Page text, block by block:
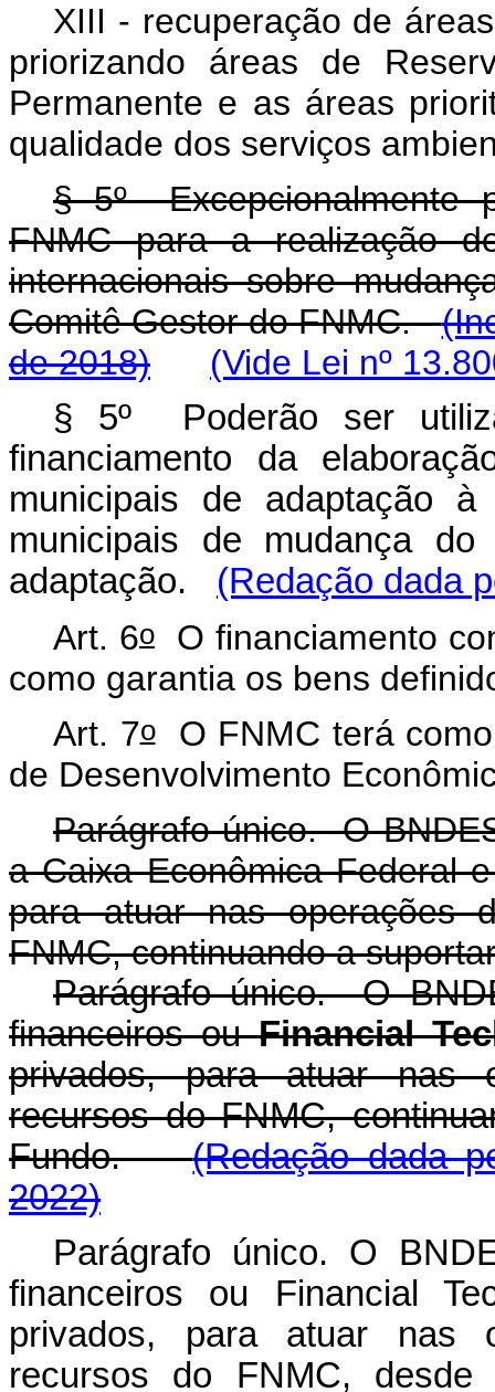
XIII - recuperação de
priorizando áreas de
Permanente e as áreas
qualidade dos serviços
§ 5º Excepcionalmente
FNMC para a realização
internacionais sobre
Comitê Gestor do FNMC.
de 2018)
(Vide Lei nº
§ 5º Poderão ser
financiamento da
municipais de adaptação
municipais de mudança
adaptação. (Redação dada
Art. 6oO financiamento
como garantia os bens
Art. 7oO FNMC terá como
de Desenvolvimento
Parágrafo único. O
a Caixa Econômica Federal
para atuar nas operações
FNMC, continuando a
Parágrafo único. O
financeiros ouFinancial
privados, para atuar nas
recursos do FNMC,
Fundo.(Redação dada
2022)
Parágrafo único. O
financeiros ou Financial
privados, para atuar nas
recursos do FNMC,